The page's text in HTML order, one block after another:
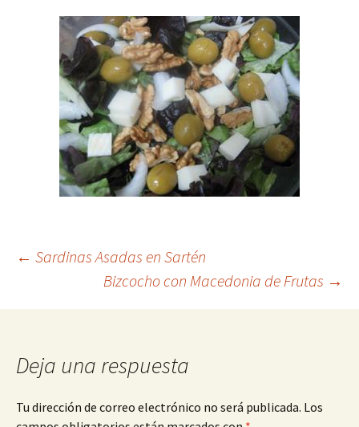
Navegación
de
entradas
← Sardinas Asadas en Sartén
Bizcocho con Macedonia de Frutas →
Deja una respuesta
Tu dirección de correo electrónico no será publicada. Los